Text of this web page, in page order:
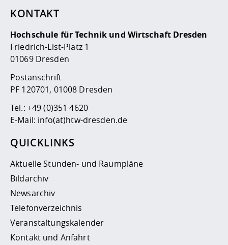
KONTAKT
Hochschule für Technik und Wirtschaft Dresden
Friedrich-List-Platz 1
01069 Dresden
Postanschrift
PF 120701, 01008 Dresden
Tel.: +49 (0)351 4620
E-Mail: info(at)htw-dresden.de
QUICKLINKS
Aktuelle Stunden- und Raumpläne
Bildarchiv
Newsarchiv
Telefonverzeichnis
Veranstaltungskalender
Kontakt und Anfahrt